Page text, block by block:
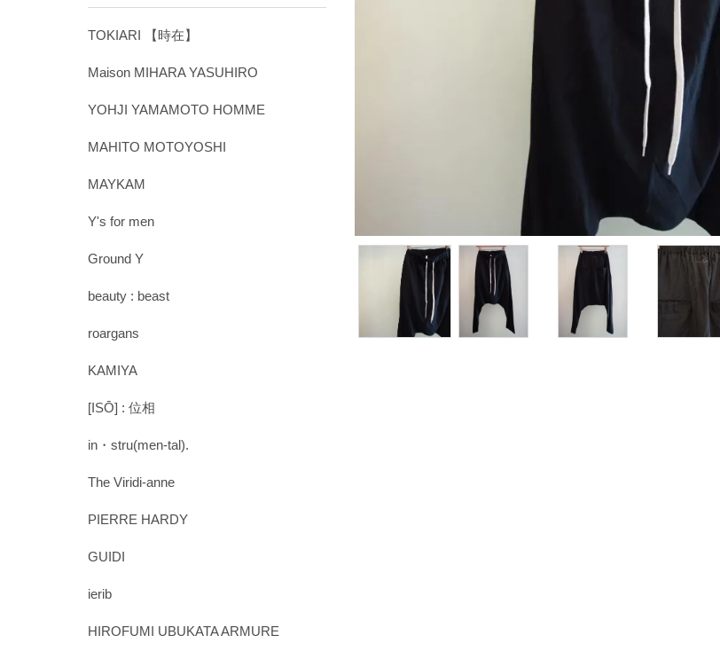
TOKIARI 【時在】
Maison MIHARA YASUHIRO
YOHJI YAMAMOTO HOMME
MAHITO MOTOYOSHI
MAYKAM
Y's for men
Ground Y
beauty : beast
roargans
KAMIYA
[ISŌ] : 位相
in・stru(men-tal).
The Viridi-anne
PIERRE HARDY
GUIDI
ierib
HIROFUMI UBUKATA ARMURE